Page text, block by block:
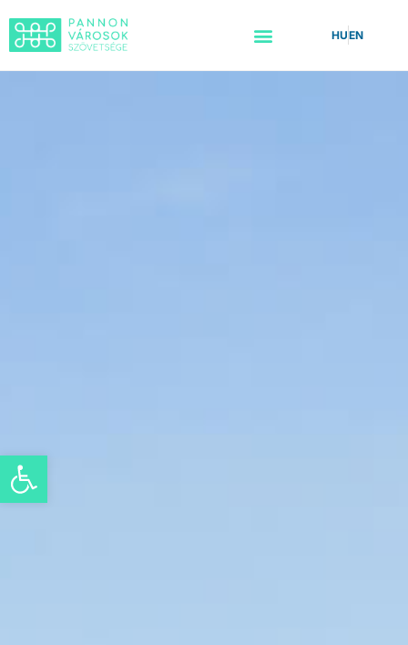
Eszköztár megnyitása
HUEN